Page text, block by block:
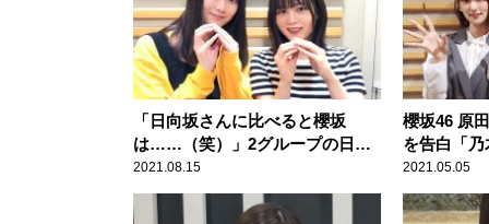
「日向坂さんに比べると櫻坂
は……（笑）」2グループの日焼
け対策の違いを櫻坂46 田村保乃
＆尾関梨香が振り返る
2021.08.15
櫻坂46 原
を告白「
んが食べ
のメニュ
2021.05.05